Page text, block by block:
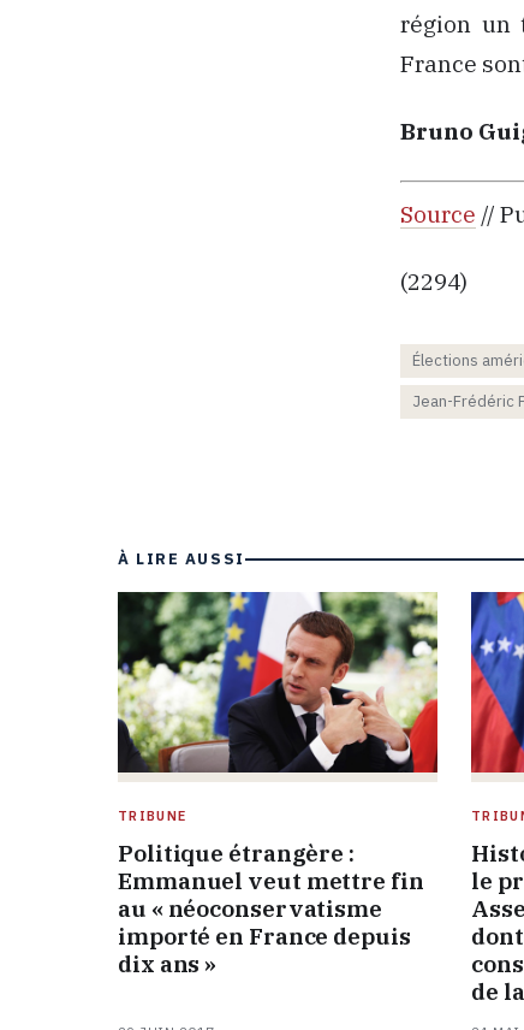
région un
France
Bruno
Source //
(2294)
Élections
Jean-Frédéric
À LIRE AUSSI
TRIBUNE
Politique étrangère :
Emmanuel veut mettre fin
au « néoconservatisme
importé en France depuis
dix ans »
le
de